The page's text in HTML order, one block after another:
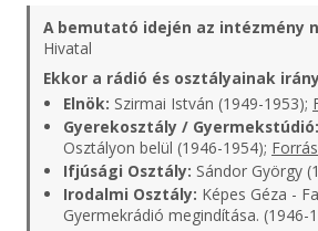
A bemutató idején az intézmény
Hivatal
Ekkor a rádió és osztályainak
Elnök: Szirmai István (1949-1953);
Gyerekosztály / Gyermekstúdió:
Osztályon belül (1946-1954); Forrás
Ifjúsági Osztály: Sándor György
Irodalmi Osztály: Képes Géza -
Gyermekrádió megindítása. (1946-